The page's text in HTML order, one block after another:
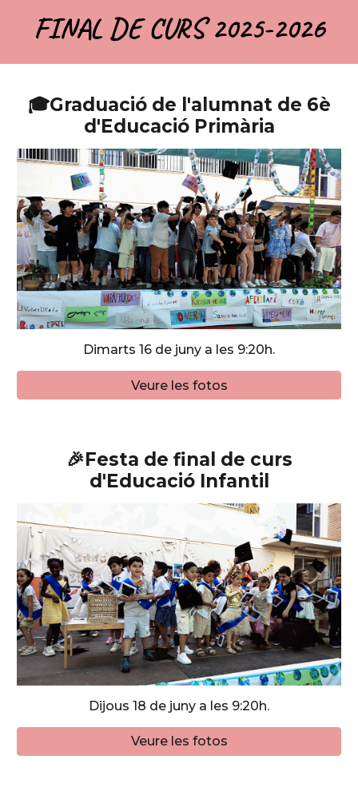
FINAL DE CURS 2025-2026
🎓Graduació de l'alumnat de 6è
d'Educació Primària
Dimarts 1 6 de juny a les 9:20h.
Veure les fotos
🎉Festa de final de curs
d'Educació Infantil
Dijous 18 de juny a les 9:20h.
Veure les fotos